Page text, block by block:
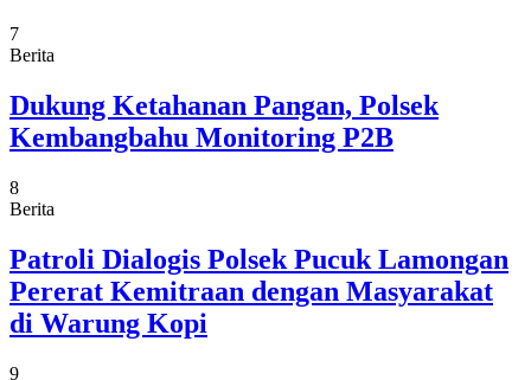
7
Berita
Dukung Ketahanan Pangan, Polsek
Kembangbahu Monitoring P2B
8
Berita
Patroli Dialogis Polsek Pucuk Lamongan
Pererat Kemitraan dengan Masyarakat
di Warung Kopi
9